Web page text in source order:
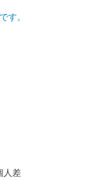
す。
人差